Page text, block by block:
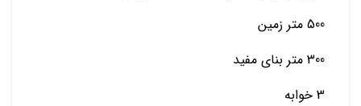
500 متر زمین
300 متر بنای مفید
3 خوابه